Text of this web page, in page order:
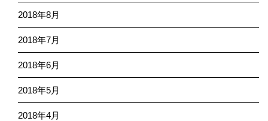
2018年8月
2018年7月
2018年6月
2018年5月
2018年4月